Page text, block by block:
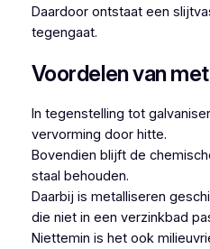
Daardoor ontstaat een
tegengaat.
Voordelen van
In tegenstelling tot
vervorming door hitte.
Bovendien blijft de
staal behouden.
Daarbij is metalliseren
die niet in een verzinkbad
Niettemin is het ook